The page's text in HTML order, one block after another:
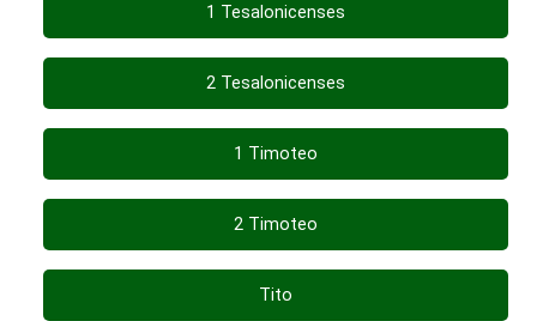
1 Tesalonicenses
2 Tesalonicenses
1 Timoteo
2 Timoteo
Tito